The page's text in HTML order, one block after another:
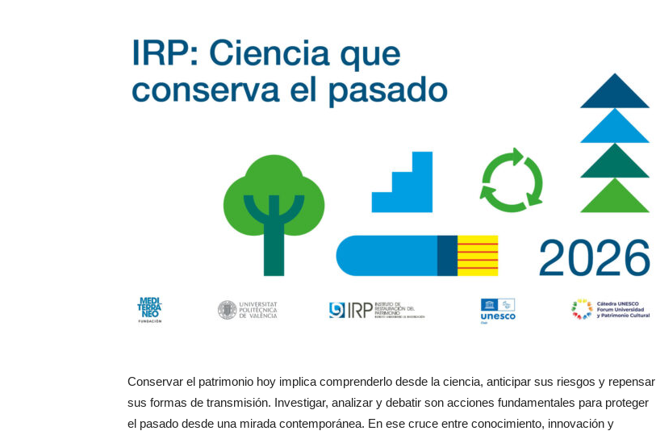
Conservar el patrimonio hoy implica comprenderlo desde la ciencia, anticipar sus riesgos y repensar
sus formas de transmisión. Investigar, analizar y debatir son acciones fundamentales para proteger
el pasado desde una mirada contemporánea. En ese cruce entre conocimiento, innovación y